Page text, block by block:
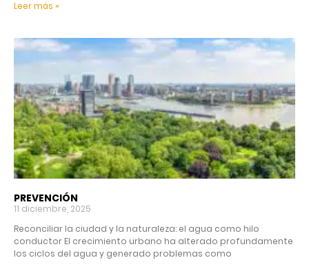
Leer más »
PREVENCIÓN
11 diciembre, 2025
Reconciliar la ciudad y la naturaleza: el agua como hilo
conductor El crecimiento urbano ha alterado profundamente
los ciclos del agua y generado problemas como